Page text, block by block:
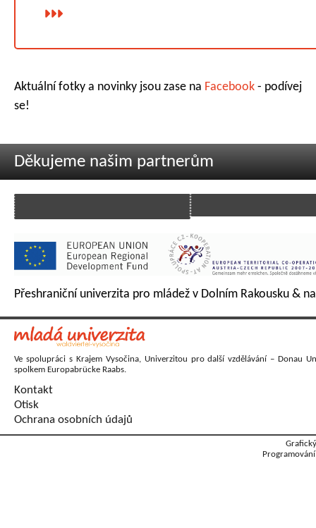
Aktuální fotky a novinky jsou zase na Facebook - podívej
se!
Děkujeme našim partnerům
Přeshraniční univerzita pro mládež v Dolním Rakousku &
Ve spolupráci s Krajem Vysočina, Univerzitou pro další vzdělávání – Donau
spolkem Europabrücke Raabs.
Kontakt
Otisk
Ochrana osobních údajů